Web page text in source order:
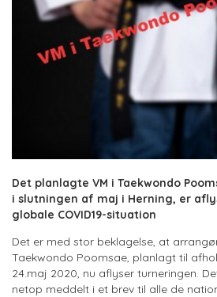
Det planlagte VM i Taekwondo
i slutningen af maj i Herning, er
globale COVID19-situation
Det er med stor beklagelse, at
Taekwondo Poomsae, planlagt til
24.maj 2020, nu aflyser turneringen.
netop meddelt i et brev til alle de